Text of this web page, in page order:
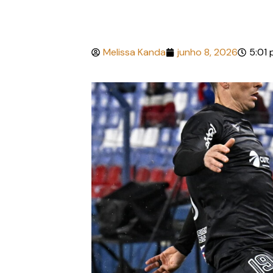
Melissa Kanda junho 8, 2026 5:01